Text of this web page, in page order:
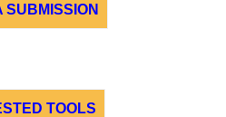
SUBMISSION
TOOLS